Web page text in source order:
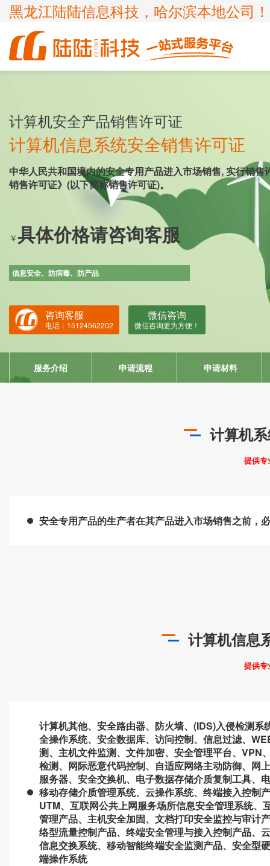
黑龙江陆陆信息科技，哈尔滨本地公司！
企业服务
申请办理条件
呼叫中心业务
宽带运营商
外资经营电信业务
知识产权
申请办理条件
商标疑难
商标变更
认证服务
申请办理条件
ISO14001
ISO45001
ISO27001
FSC森林认证
项目申报
申请办理条件
专精特新
科小企评咨询服务
计算机安全产品销售许可证
计算机信息系统安全销售许可证
中华人民共和国境内的安全专用产品进入市场销售, 实行销
销售许可证》(以下简称销售许可证)。
￥具体价格请咨询客服
信息安全、防病毒、防产品
咨询客服
电话：15124562202
微信咨询
微信咨询更为方便！
服务介绍 申请流程 申请材料
计算机
提供专
安全专用产品的生产者在其产品进入市场销售之前，
计算机信息
提供专
计算机其他、安全路由器、防火墙、(IDS)入侵检测
全操作系统、安全数据库、访问控制、信息过滤、
测、主机文件监测、文件加密、安全管理平台、VPN
检测、网际恶意代码控制、自适应网络主动防御、网
服务器、安全交换机、电子数据存储介质复制工具、
移动存储介质管理系统、云操作系统、终端接入控制
UTM、互联网公共上网服务场所信息安全管理系统
管理产品、主机安全加固、文档打印安全监控与审计
络型流量控制产品、终端安全管理与接入控制产品、
信息交换系统、移动智能终端安全监测产品、安全型
端操作系统